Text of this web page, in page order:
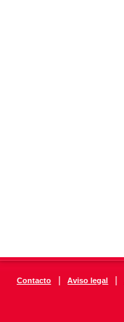
Contacto | Aviso legal |